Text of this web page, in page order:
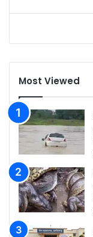
Most Viewed